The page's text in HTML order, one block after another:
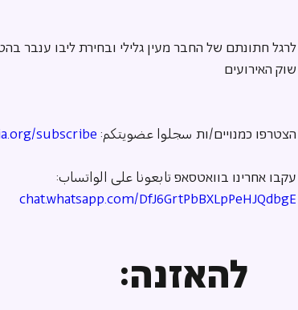
לרגל חתונתם של החבר מעין גלילי ובחירת ליבו ענבר
שוק האירועים
הצטרפו כמנויים/ות سجلوا عضويتكم: subscribe
עקבו אחרינו בוואטסאפ تابعونا على الواتساب:
chat.whatsapp.com/DfJ6GrtPbBXLpPeHJQdbgE
להאזנה: